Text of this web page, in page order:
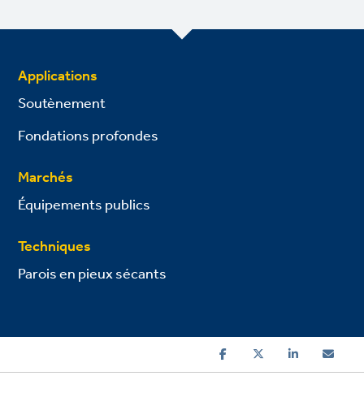
Applications
Soutènement
Fondations profondes
Marchés
Équipements publics
Techniques
Parois en pieux sécants